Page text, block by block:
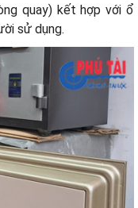
quay) kết hợp với ổ
sử dụng.